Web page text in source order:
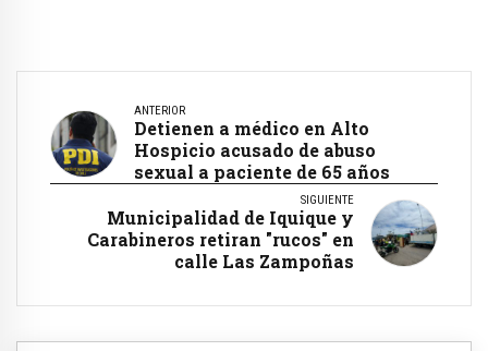
ANTERIOR
Detienen a médico en Alto
Hospicio acusado de abuso
sexual a paciente de 65 años
SIGUIENTE
Municipalidad de Iquique y
Carabineros retiran "rucos" en
calle Las Zampoñas